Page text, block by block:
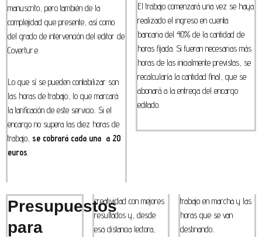
manuscrito, pero también de la
complejidad que presente, así como
del grado de intervención del editor de
Covertur.e.
Lo que sí se pueden contabilizar son
las horas de trabajo, lo que marcará
la tarificación de este servicio.. Si el
encargo no supera las diez horas de
trabajo, se cobrará cada una a 20
euros
El trabajo comenzará una vez se haya
realizado el ingreso en cuenta
bancaria del 40% de la cantidad de
horas fijada. Si fueran necesarias más
horas de las inicialmente previstas, se
recalcularía la cantidad final, que se
abonará a la entrega del encargo
editado.
Presupuestos
para
creatividad con mejores
resultados y, desde
esa distancia lectora,
trabajo en marcha y las
horas que se van
destinando..